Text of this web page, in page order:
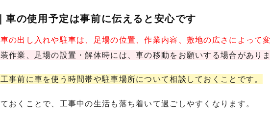
車の使用予定は事前に伝えると安心です
の出し入れや駐車は、足場の位置、作業内容、敷地の広さによって変
作業、足場の設置・解体時には、車の移動をお願いする場合がありま
事前に車を使う時間帯や駐車場所について相談しておくことです。
おくことで、工事中の生活も落ち着いて過ごしやすくなります。